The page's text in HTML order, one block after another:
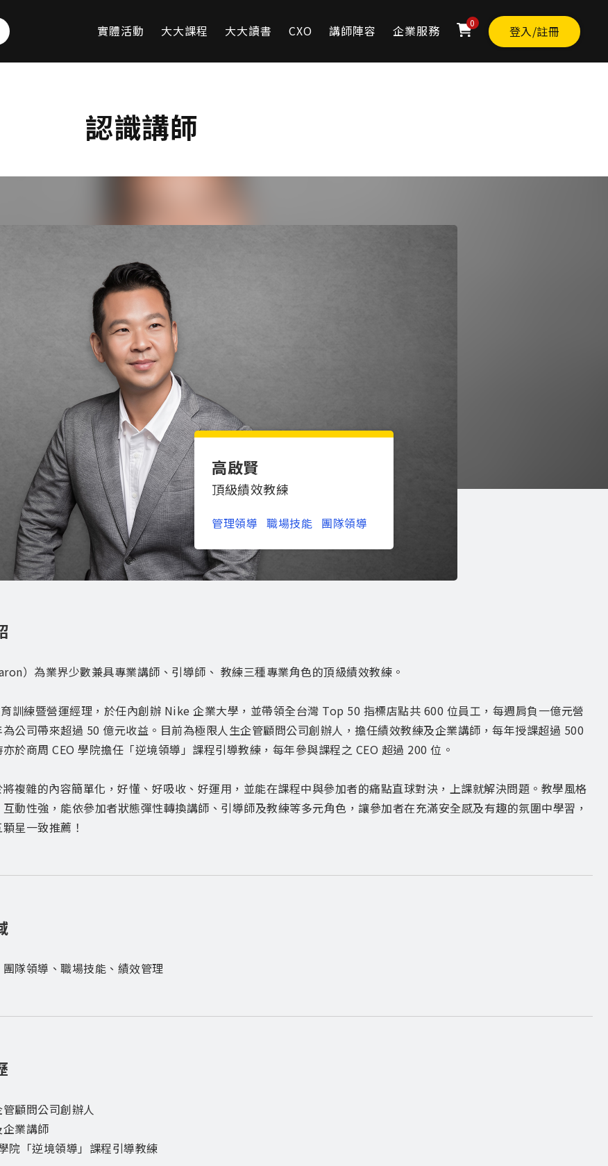
實體活動 大大課程 大大讀書 CXO 講師陣容 企業服務 0 登入/註冊
認識講師
高啟賢
頂級績效教練
管理領導 職場技能 團隊領導
）為業界少數兼具專業講師、引導師、 教練三種專業角色的頂級績效教練。
訓練暨營運經理，於任內創辦 Nike 企業大學，並帶領全台灣 Top 50 指標店點共 600 位員工，每週肩負一億元營
公司帶來超過 50 億元收益。目前為極限人生企管顧問公司創辦人，擔任績效教練及企業講師，每年授課超過 500
於商周 CEO 學院擔任「逆境領導」課程引導教練，每年參與課程之 CEO 超過 200 位。
複雜的內容簡單化，好懂、好吸收、好運用，並能在課程中與參加者的痛點直球對決，上課就解決問題。教學風格
動性強，能依參加者狀態彈性轉換講師、引導師及教練等多元角色，讓參加者在充滿安全感及有趣的氛圍中學習，
星一致推薦！
隊領導、職場技能、績效管理
顧問公司創辦人
業講師
院「逆境領導」課程引導教練